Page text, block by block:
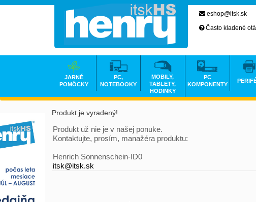
Produkt je vyradený!
Produkt už nie je v našej ponuke.
Kontaktujte, prosím, manažéra produktu:
Henrich Sonnenschein-ID0
itsk@itsk.sk
eshop@itsk.sk
Často kladené
JARNÉ
POMÔCKY
PC,
NOTEBOOKY
MOBILY,
TABLETY,
HODINKY
PC
KOMPONENTY